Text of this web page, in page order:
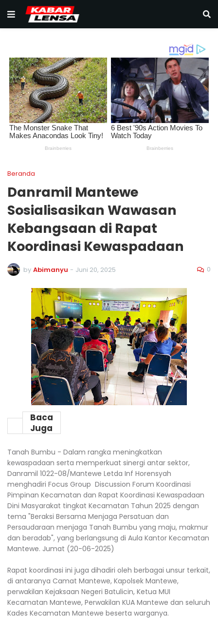
Beranda
Danramil Mantewe
Sosialisasikan Wawasan
Kebangsaan di Rapat
Koordinasi Kewaspadaan
by Abimanyu - Juni 20, 2025 0
Baca
Juga
Tanah Bumbu - Dalam rangka meningkatkan
kewaspadaan serta memperkuat sinergi antar sektor,
Danramil 1022-08/Mantewe Letda Inf Horensyah
menghadiri Focus Group Discussion Forum Koordinasi
Pimpinan Kecamatan dan Rapat Koordinasi Kewaspadaan
Dini Masyarakat tingkat Kecamatan Tahun 2025 dengan
tema "Beraksi Bersama Menjaga Persatuan dan
Persaudaraan menjaga Tanah Bumbu yang maju, makmur
dan beradab", yang berlangsung di Aula Kantor Kecamatan
Mantewe. Jumat (20-06-2025)
Rapat koordinasi ini juga dihadiri oleh berbagai unsur terkait,
di antaranya Camat Mantewe, Kapolsek Mantewe,
perwakilan Kejaksaan Negeri Batulicin, Ketua MUI
Kecamatan Mantewe, Perwakilan KUA Mantewe dan seluruh
Kades Kecamatan Mantewe beserta warganya.